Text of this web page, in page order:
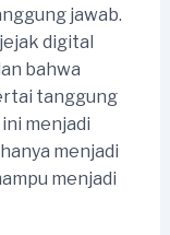
jawab.
digital
bahwa
tanggung
menjadi
menjadi
menjadi